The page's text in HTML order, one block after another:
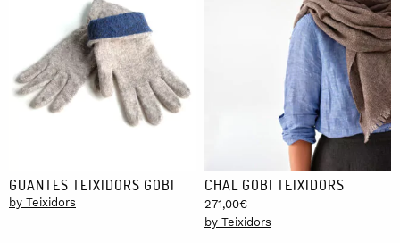
GUANTES TEIXIDORS GOBI
by Teixidors
CHAL GOBI TEIXIDORS
271,00€
by Teixidors